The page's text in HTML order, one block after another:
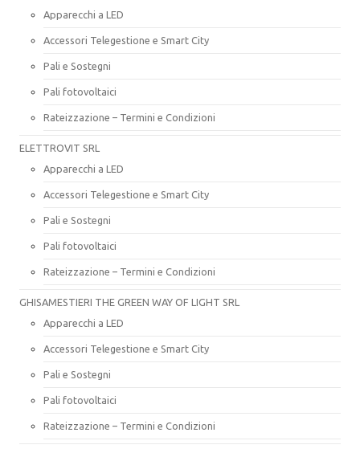
Apparecchi a LED
Accessori Telegestione e Smart City
Pali e Sostegni
Pali fotovoltaici
Rateizzazione – Termini e Condizioni
ELETTROVIT SRL
Apparecchi a LED
Accessori Telegestione e Smart City
Pali e Sostegni
Pali fotovoltaici
Rateizzazione – Termini e Condizioni
GHISAMESTIERI THE GREEN WAY OF LIGHT SRL
Apparecchi a LED
Accessori Telegestione e Smart City
Pali e Sostegni
Pali fotovoltaici
Rateizzazione – Termini e Condizioni